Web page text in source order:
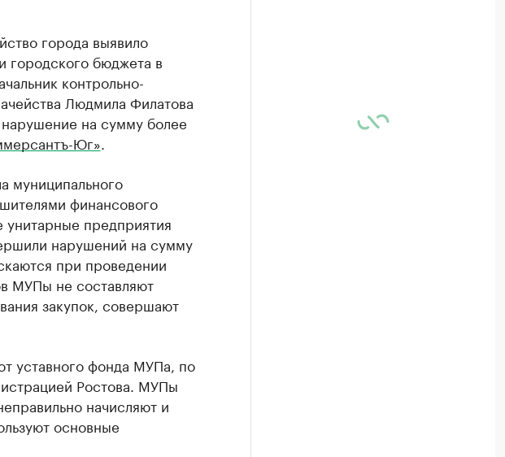
города выявило
городского бюджета в
контрольно-
Людмила Филатова
на сумму более
Юг»
муниципального
финансового
унитарные предприятия
нарушений на сумму
при проведении
МУПы не составляют
закупок, совершают
уставного фонда МУПа, по
Ростова. МУПы
начисляют и
основные